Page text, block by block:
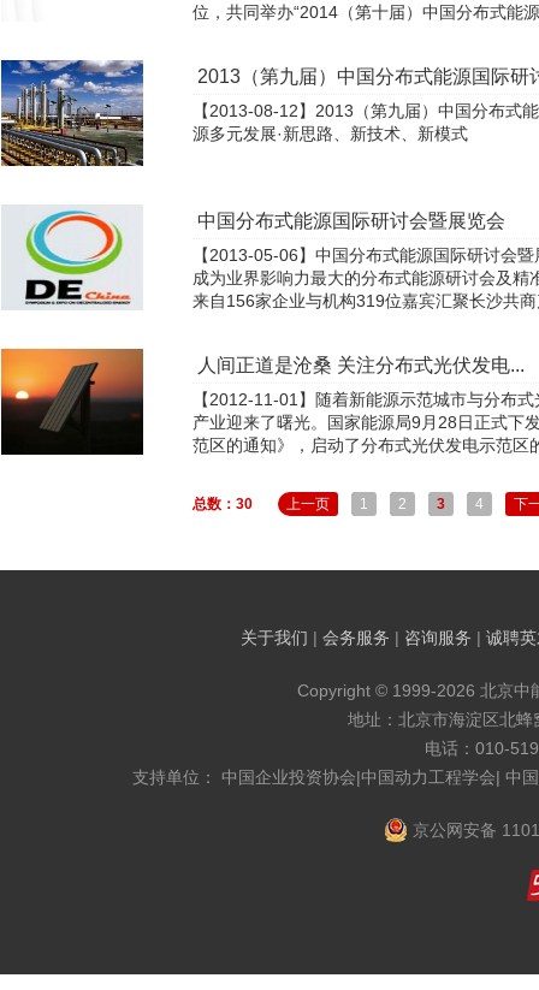
位，共同举办“2014（第十届）中国分布式能
2013（第九届）中国分布式能源国际研
【2013-08-12】2013（第九届）中国分布
源多元发展·新思路、新技术、新模式
中国分布式能源国际研讨会暨展览会
【2013-05-06】中国分布式能源国际研讨会
成为业界影响力最大的分布式能源研讨会及
来自156家企业与机构319位嘉宾汇聚长沙共
人间正道是沧桑 关注分布式光伏发电...
【2012-11-01】随着新能源示范城市与分布
产业迎来了曙光。国家能源局9月28日正式下
范区的通知》，启动了分布式光伏发电示范区
总数：30 上一页 1 2 3 4 下
关于我们 | 会务服务 | 咨询服务 | 诚聘
Copyright © 1999-2026 北京中
地址：北京市海淀区北
电话：010-
支持单位： 中国企业投资协会|中国动力工程学会| 中
京公网安备